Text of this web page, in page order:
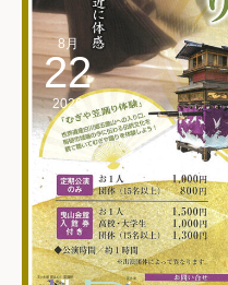
8月
22
2026